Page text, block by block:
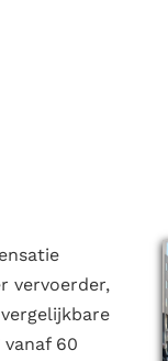
vervoerder,
60